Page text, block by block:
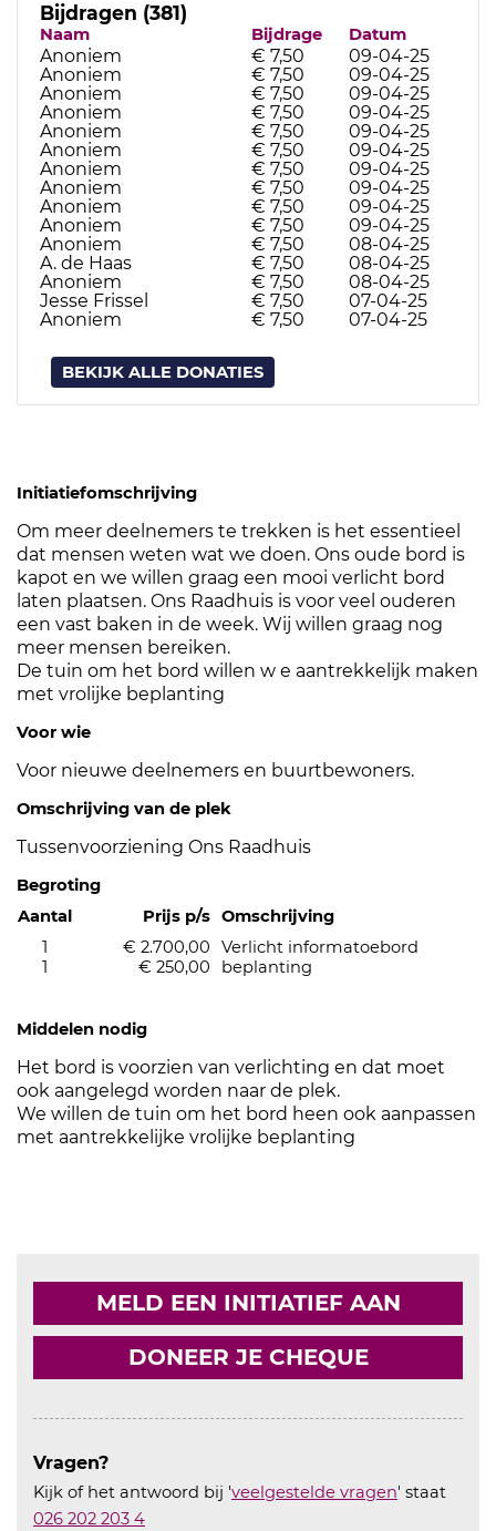
Bijdragen (381)
Naam Bijdrage Datum
Anoniem € 7,50
09-04-25
Anoniem
€ 7,50
09-04-25
Anoniem
€ 7,50
09-04-25
Anoniem
€ 7,50
09-04-25
Anoniem
€ 7,50
09-04-25
Anoniem
€ 7,50
09-04-25
Anoniem
€ 7,50
09-04-25
Anoniem
€ 7,50
09-04-25
Anoniem
€ 7,50
09-04-25
Anoniem
€ 7,50
09-04-25
Anoniem
€ 7,50
08-04-25
A. de Haas
€ 7,50
08-04-25
Anoniem
€ 7,50
08-04-25
Jesse Frissel
€ 7,50
07-04-25
Anoniem
€ 7,50 07-04-25
BEKIJK ALLE DONATIES
Initiatiefomschrijving
Om meer deelnemers te trekken is het essentieel
dat mensen weten wat we doen. Ons oude bord is
kapot en we willen graag een mooi verlicht bord
laten plaatsen. Ons Raadhuis is voor veel ouderen
een vast baken in de week. Wij willen graag nog
meer mensen bereiken.
De tuin om het bord willen w e aantrekkelijk maken
met vrolijke beplanting
Voor wie
Voor nieuwe deelnemers en buurtbewoners.
Omschrijving van de plek
Tussenvoorziening Ons Raadhuis
Begroting
Aantal
Prijs p/s Omschrijving
1
€ 2.700,00
Verlicht informatoebord
1
€ 250,00 beplanting
Middelen nodig
Het bord is voorzien van verlichting en dat moet
ook aangelegd worden naar de plek.
We willen de tuin om het bord heen ook aanpassen
met aantrekkelijke vrolijke beplanting
MELD EEN INITIATIEF AAN
DONEER JE CHEQUE
Vragen?
Kijk of het antwoord bij 'veelgestelde vragen' staat
026 202 203 4